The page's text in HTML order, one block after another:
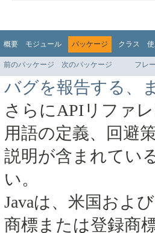
概要 モジュール パッケージ クラス
前のパッケージ 次のパッケージ フレ
バグを報告する、
さらにAPIリファ
用語の定義、回避
説明が含まれてい
い。
Javaは、米国およ
商標または登録商